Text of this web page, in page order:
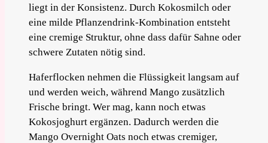
liegt in der Konsistenz. Durch Kokosmilch oder
eine milde Pflanzendrink-Kombination entsteht
eine cremige Struktur, ohne dass dafür Sahne oder
schwere Zutaten nötig sind.
Haferflocken nehmen die Flüssigkeit langsam auf
und werden weich, während Mango zusätzlich
Frische bringt. Wer mag, kann noch etwas
Kokosjoghurt ergänzen. Dadurch werden die
Mango Overnight Oats noch etwas cremiger,